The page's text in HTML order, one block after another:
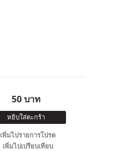
50 บาท
หยิบใส่ตะกร้า
เพิ่มไปรายการโปรด
เพิ่มไปเปรียบเทียบ